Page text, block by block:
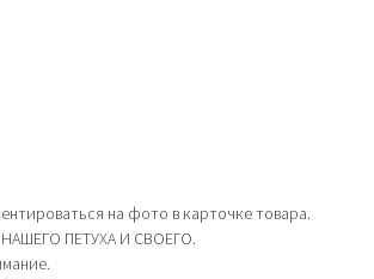
на фото в карточке товара.
ПЕТУХА И СВОЕГО.